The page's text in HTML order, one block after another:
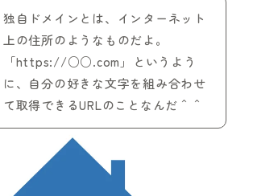
独自ドメインとは、インターネット
上の住所のようなものだよ。
「https://○○.com」というよう
に、自分の好きな文字を組み合わせ
て取得できるURLのことなんだ＾＾